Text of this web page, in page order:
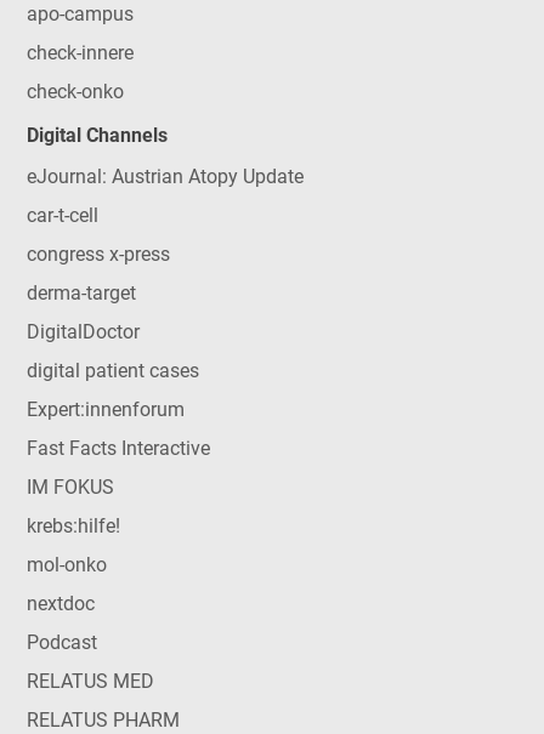
apo-campus
check-innere
check-onko
Digital Channels
eJournal: Austrian Atopy Update
car-t-cell
congress x-press
derma-target
DigitalDoctor
digital patient cases
Expert:innenforum
Fast Facts Interactive
IM FOKUS
krebs:hilfe!
mol-onko
nextdoc
Podcast
RELATUS MED
RELATUS PHARM